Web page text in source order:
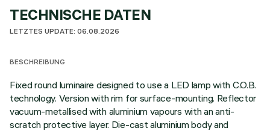
TECHNISCHE DATEN
LETZTES UPDATE: 06.08.2026
BESCHREIBUNG
Fixed round luminaire designed to use a LED lamp with C.O.B.
technology. Version with rim for surface-mounting. Reflector
vacuum-metallised with aluminium vapours with an anti-
scratch protective layer. Die-cast aluminium body and